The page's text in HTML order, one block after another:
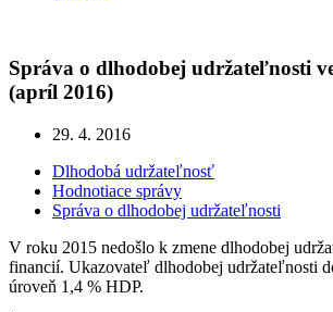
Správa o dlhodobej udržateľnosti
(apríl 2016)
29. 4. 2016
Dlhodobá udržateľnosť
Hodnotiace správy
Správa o dlhodobej udržateľnosti
V roku 2015 nedošlo k zmene dlhodobej
financií. Ukazovateľ dlhodobej udržateľnosti
úroveň 1,4 % HDP.